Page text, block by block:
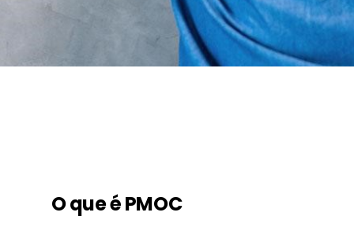
O que é PMOC